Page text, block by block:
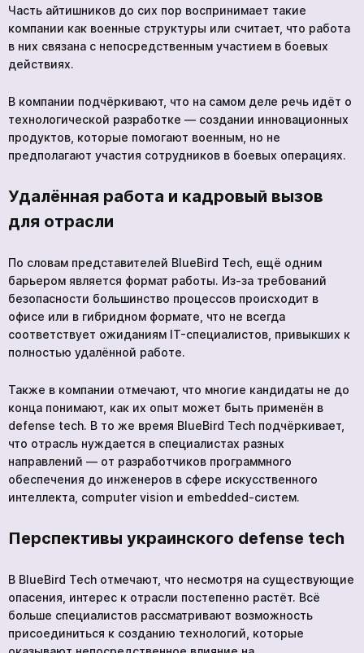
Часть айтишников до сих пор воспринимает такие
компании как военные структуры или считает, что работа
в них связана с непосредственным участием в боевых
действиях.
В компании подчёркивают, что на самом деле речь идёт о
технологической разработке — создании инновационных
продуктов, которые помогают военным, но не
предполагают участия сотрудников в боевых операциях.
Удалённая работа и кадровый вызов
для отрасли
По словам представителей BlueBird Tech, ещё одним
барьером является формат работы. Из-за требований
безопасности большинство процессов происходит в
офисе или в гибридном формате, что не всегда
соответствует ожиданиям IT-специалистов, привыкших к
полностью удалённой работе.
Также в компании отмечают, что многие кандидаты не до
конца понимают, как их опыт может быть применён в
defense tech. В то же время BlueBird Tech подчёркивает,
что отрасль нуждается в специалистах разных
направлений — от разработчиков программного
обеспечения до инженеров в сфере искусственного
интеллекта, computer vision и embedded-систем.
Перспективы украинского defense tech
В BlueBird Tech отмечают, что несмотря на существующие
опасения, интерес к отрасли постепенно растёт. Всё
больше специалистов рассматривают возможность
присоединиться к созданию технологий, которые